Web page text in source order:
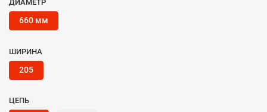
ДИАМЕТР
660 мм
ШИРИНА
205
ЦЕПЬ